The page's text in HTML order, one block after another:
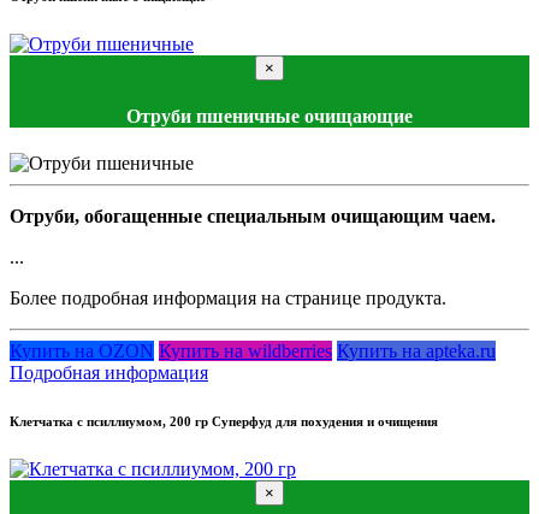
×
Отруби пшеничные очищающие
Отруби, обогащенные специальным очищающим чаем.
...
Более подробная информация на странице продукта.
Купить на OZON Купить на wildberries Купить на apteka.ru
Подробная информация
Клетчатка с псиллиумом, 200 гр Суперфуд для похудения и очищения
×